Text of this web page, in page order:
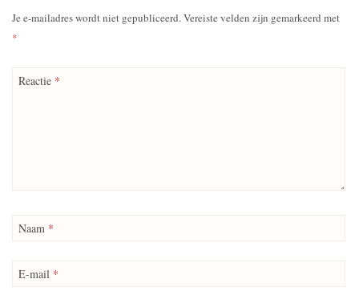
Je e-mailadres wordt niet gepubliceerd.Vereiste velden zijn gemarkeerd met
*
Reactie *
Naam *
E-mail *